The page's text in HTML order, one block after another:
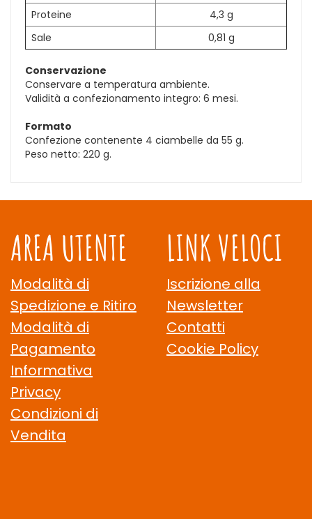
Proteine
4,3 g
Sale
0,81 g
Conservazione
Conservare a temperatura ambiente.
Validità a confezionamento integro: 6 mesi.
Formato
Confezione contenente 4 ciambelle da 55 g.
Peso netto: 220 g.
AREA UTENTE
Modalità di
Spedizione e Ritiro
Modalità di
Pagamento
Informativa
Privacy
Condizioni di
Vendita
LINK VELOCI
Iscrizione alla
Newsletter
Contatti
Cookie Policy